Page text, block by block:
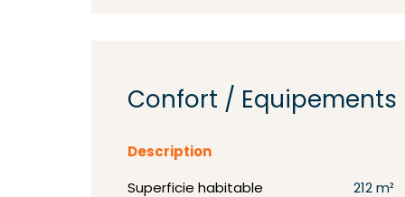
Confort / Equipements
Description
Superficie habitable
212 m²